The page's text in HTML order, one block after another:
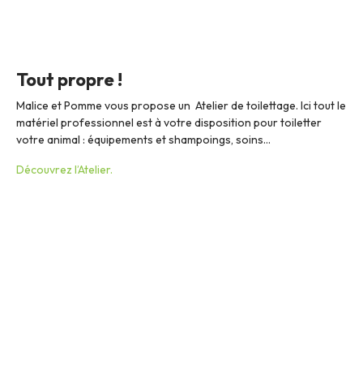
Tout propre !
Malice et Pomme vous propose un Atelier de toilettage. Ici tout le
matériel professionnel est à votre disposition pour toiletter
votre animal : équipements et shampoings, soins…
Découvrez l’Atelier.